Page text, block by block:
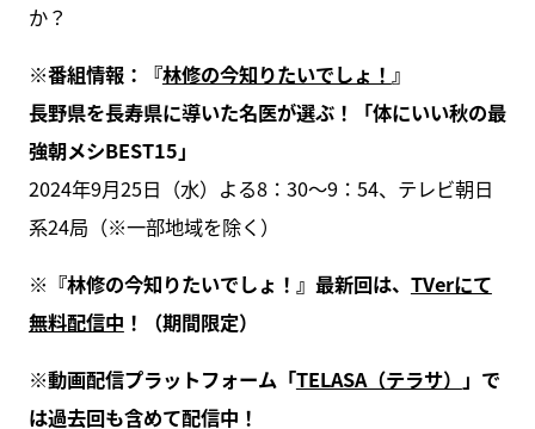
か？
※番組情報：『林修の今知りたいでしょ！ 』
長野県を長寿県に導いた名医が選ぶ！「体にいい秋の最
強朝メシBEST15」
2024年9月25日（水）よる8：30～9：54、テレビ朝日
系24局（※一部地域を除く）
※『林修の今知りたいでしょ！』最新回は、 TVerにて
無料配信中 ！（期間限定）
※動画配信プラットフォーム「TELASA（テラサ） 」で
は過去回も含めて配信中！